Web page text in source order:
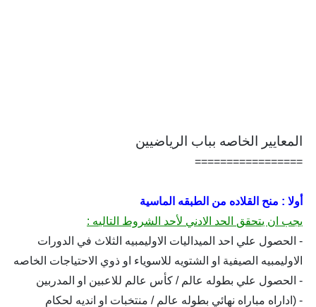
المعايير الخاصه بباب الرياضيين
=================
أولا : منح القلاده من الطبقه الماسية
يجب ان يتحقق الحد الادني لأحد الشروط التاليه :
- الحصول علي احد الميداليات الاوليمبيه الثلاث في الدورات
الاوليمبيه الصيفية او الشتويه للاسوياء او ذوي الاحتياجات الخاصه
- الحصول علي بطوله عالم / كأس عالم للاعبين او المدربين
- (اداراه مباراه نهائي بطوله عالم / منتخبات او انديه لحكام